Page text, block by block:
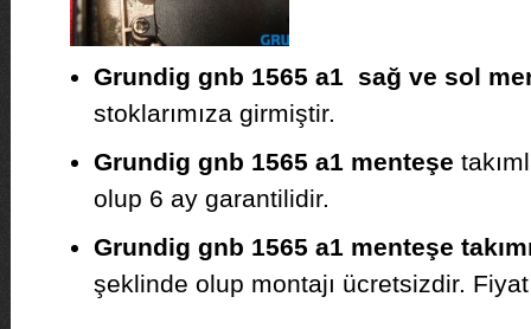
Grundig gnb 1565 a1 sağ ve sol
stoklarımıza girmiştir.
Grundig gnb 1565 a1 menteşe
olup 6 ay garantilidir.
Grundig gnb 1565 a1 menteşe
şeklinde olup montajı ücretsizdir.